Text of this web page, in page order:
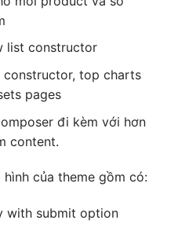
list constructor
top charts
pages
đi kèm với hơn
content.
của theme gồm có:
with submit option